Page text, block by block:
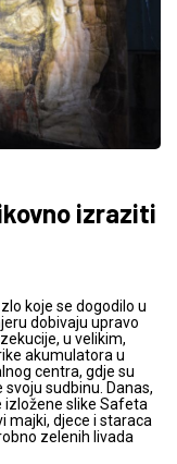
izraziti
koje se dogodilo u
dobivaju upravo
u velikim,
akumulatora u
centra, gdje su
sudbinu. Danas,
izložene slike Safeta
majki, djece i staraca
zelenih livada